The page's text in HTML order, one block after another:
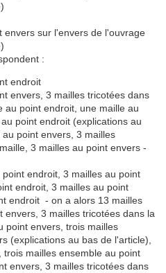
envers sur l'envers de l'ouvrage
:
endroit
envers, 3 mailles tricotées dans
au point endroit, une maille au
point endroit (explications au
point envers, 3 mailles
3 mailles au point envers -
endroit, 3 mailles au point
endroit, 3 mailles au point
endroit - on a alors 13 mailles
envers, 3 mailles tricotées dans la
point envers, trois mailles
(explications au bas de l'article),
trois mailles ensemble au point
envers, 3 mailles tricotées dans